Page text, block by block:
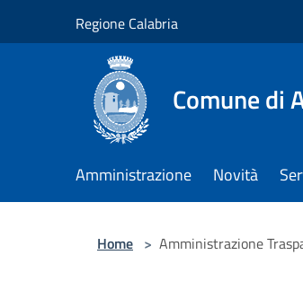
Regione Calabria
Comune di
Amministrazione Novità
Home > Amministrazione